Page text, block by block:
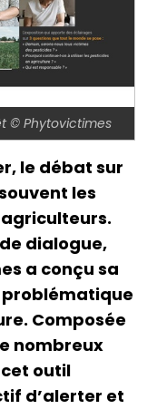
© Phytovictimes
le débat sur
les
dialogue,
a conçu sa
Composée
nombreux
outil
d’alerter et